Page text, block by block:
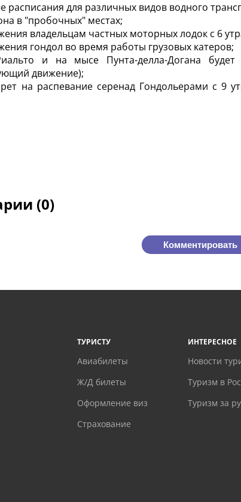
расписания для различных видов водного
в "пробочных" местах;
владельцам частных моторных лодок с 6
гондол во время работы грузовых катеров;
и на мысе Пунта-делла-Догана будет
движение);
на распевание серенад Гондольерами с 9
(0)
Комментировать
ТУРИСТУ
Авиабилеты
Ж/Д билеты
Оформление виз
Страхование
ИНТЕРЕСНОЕ
Новости
Туризм в
Туризм за